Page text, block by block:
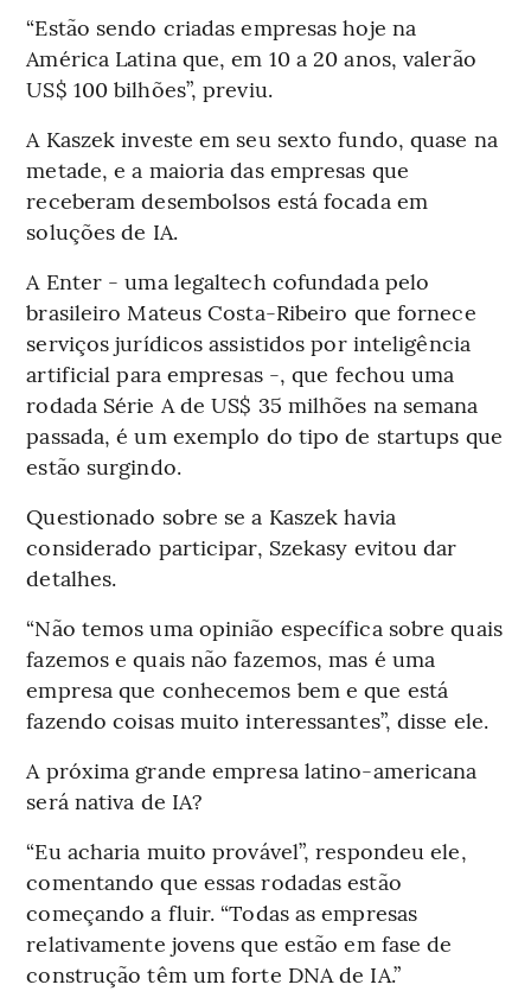
“Estão sendo criadas empresas hoje na
América Latina que, em 10 a 20 anos, valerão
US$ 100 bilhões”, previu.
A Kaszek investe em seu sexto fundo, quase na
metade, e a maioria das empresas que
receberam desembolsos está focada em
soluções de IA.
A Enter - uma legaltech cofundada pelo
brasileiro Mateus Costa-Ribeiro que fornece
serviços jurídicos assistidos por inteligência
artificial para empresas -, que fechou uma
rodada Série A de US$ 35 milhões na semana
passada, é um exemplo do tipo de startups que
estão surgindo.
Questionado sobre se a Kaszek havia
considerado participar, Szekasy evitou dar
detalhes.
“Não temos uma opinião específica sobre quais
fazemos e quais não fazemos, mas é uma
empresa que conhecemos bem e que está
fazendo coisas muito interessantes”, disse ele.
A próxima grande empresa latino-americana
será nativa de IA?
“Eu acharia muito provável”, respondeu ele,
comentando que essas rodadas estão
começando a fluir. “Todas as empresas
relativamente jovens que estão em fase de
construção têm um forte DNA de IA.”